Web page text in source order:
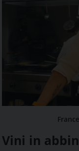
Vini in